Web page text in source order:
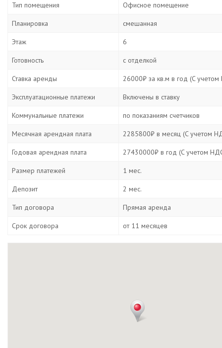
Тип помещения Офисное помещение
Планировка смешанная
Этаж 6
Готовность с отделкой
Ставка аренды 26000₽ за кв.м в год (C
Эксплуатационные платежи Включены в ставку
Коммунальные платежи по показаниям счетчиков
Месячная арендная плата 2285800₽ в месяц (C учетом
Годовая арендная плата 27430000₽ в год (C учетом
Размер платежей 1 мес.
Депозит 2 мес.
Тип договора Прямая аренда
Срок договора от 11 месяцев